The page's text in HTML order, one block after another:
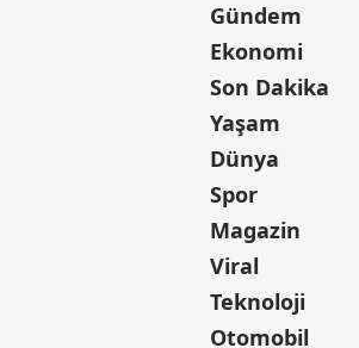
Gündem
Ekonomi
Son Dakika
Yaşam
Dünya
Spor
Magazin
Viral
Teknoloji
Otomobil